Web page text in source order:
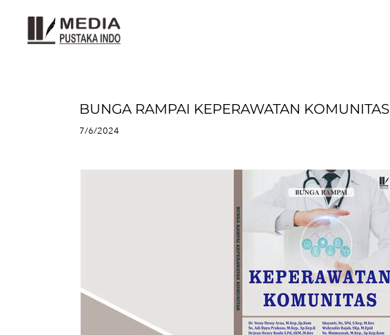
BUNGA RAMPAI KEPERAWATAN KOMUNITAS
7/6/2024